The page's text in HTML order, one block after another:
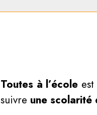
Toutes à l’école
suivre une scolarité